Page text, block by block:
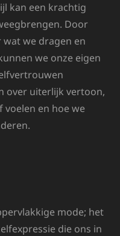
kan een krachtig
Door
we dragen en
we onze eigen
over uiterlijk vertoon,
voelen en hoe we
mode; het
die ons in